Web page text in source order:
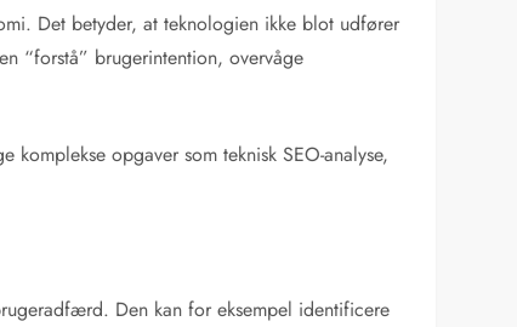
Det betyder, at teknologien ikke blot udfører
“forstå” brugerintention, overvåge
opgaver som teknisk SEO-analyse,
Den kan for eksempel identificere